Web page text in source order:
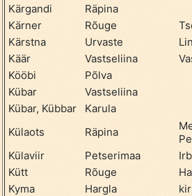
Kärgandi
Räpina
Kärner
Rõuge
Kärstna
Urvaste
Käär
Vastseliina
Kööbi
Põlva
Kübar
Vastseliina
Kübar, Kübbar
Karula
Külaots
Räpina
Külaviir
Petserimaa
Kütt
Rõuge
Kyma
Hargla